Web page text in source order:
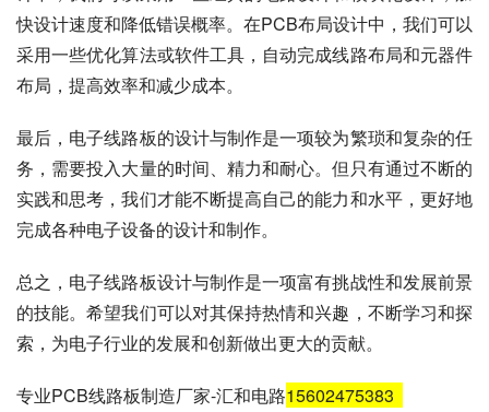
快设计速度和降低错误概率。在PCB布局设计中，我们可以
采用一些优化算法或软件工具，自动完成线路布局和元器件
布局，提高效率和减少成本。
最后，电子线路板的设计与制作是一项较为繁琐和复杂的任
务，需要投入大量的时间、精力和耐心。但只有通过不断的
实践和思考，我们才能不断提高自己的能力和水平，更好地
完成各种电子设备的设计和制作。
总之，电子线路板设计与制作是一项富有挑战性和发展前景
的技能。希望我们可以对其保持热情和兴趣，不断学习和探
索，为电子行业的发展和创新做出更大的贡献。
专业PCB线路板制造厂家-汇和电路15602475383